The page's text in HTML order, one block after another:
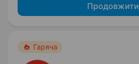
Продовжити
Гаряча